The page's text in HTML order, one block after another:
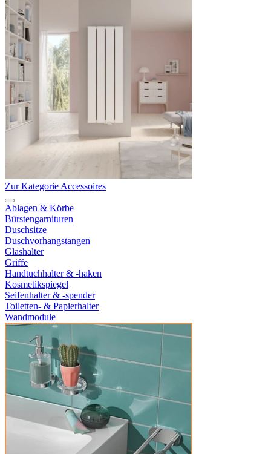
Zur Kategorie Accessoires
Ablagen & Körbe
Bürstengarnituren
Duschsitze
Duschvorhangstangen
Glashalter
Griffe
Handtuchhalter & -haken
Kosmetikspiegel
Seifenhalter & -spender
Toiletten- & Papierhalter
Wandmodule